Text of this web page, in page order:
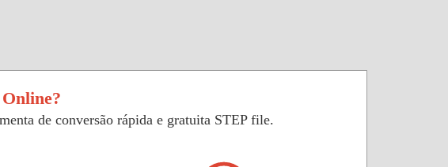
de conversão rápida e gratuita STEP file.